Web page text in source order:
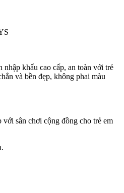
khẩu cao cấp, an toàn với trẻ
và bền đẹp, không phai màu
sân chơi cộng đồng cho trẻ em